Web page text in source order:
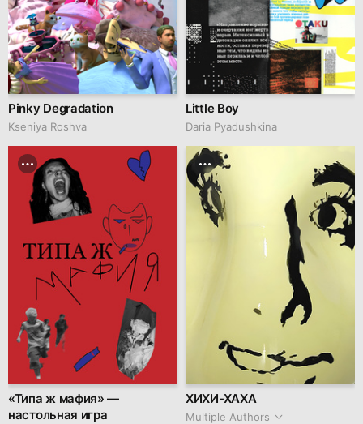
Pinky Degradation
Kseniya Roshva
Little Boy
Daria Pyadushkina
«Типа ж мафия» —
настольная игра
ХИХИ-ХАХА
Multiple Authors